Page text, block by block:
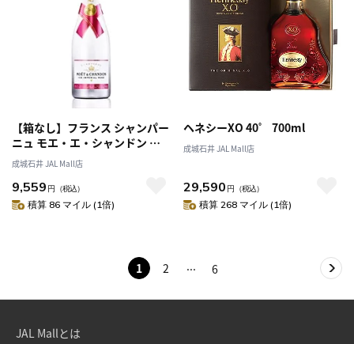
【箱なし】フランス シャンパー
ニュ モエ・エ・シャンドン ア
イスアンペリアル ロゼ 750ml |
MHD正規輸入品
成城石井 JAL Mall店
9,559 円 （税込）
積算 86 マイル (1倍)
ヘネシーXO 40゜ 700ml
成城石井 JAL Mall店
29,590 円 （税込）
積算 268 マイル (1倍)
1 2 6
JAL Mallとは